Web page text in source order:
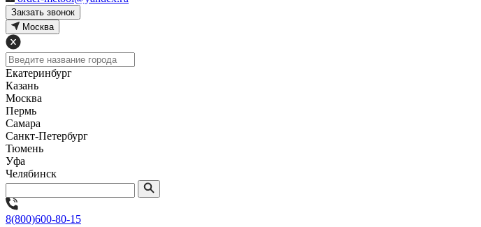
Закзать звонок
Москва
Екатеринбург
Казань
Москва
Пермь
Самара
Санкт-Петербург
Тюмень
Уфа
Челябинск
8(800)600-80-15